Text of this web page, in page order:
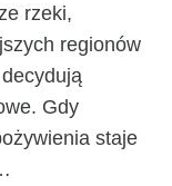
rzeki,
regionów
Gdy
staje